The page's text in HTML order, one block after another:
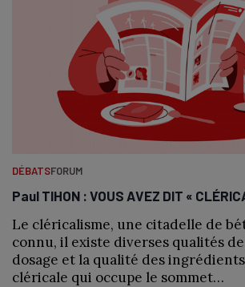
DÉBATSFORUM
Paul TIHON : VOUS AVEZ DIT «
Le cléricalisme, une citadelle de
connu, il existe diverses qualités
dosage et la qualité des
cléricale qui occupe le sommet…